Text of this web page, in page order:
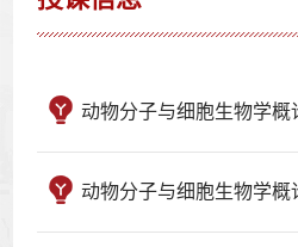
动物分子与细胞生物学概
动物分子与细胞生物学